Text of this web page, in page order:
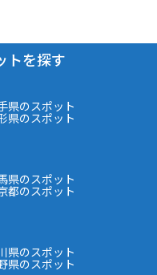
トを探す
県のスポット
県のスポット
県のスポット
都のスポット
県のスポット
県のスポット